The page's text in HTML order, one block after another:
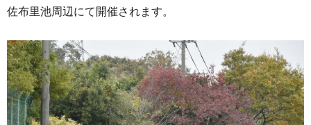
佐布里池周辺にて開催されます。